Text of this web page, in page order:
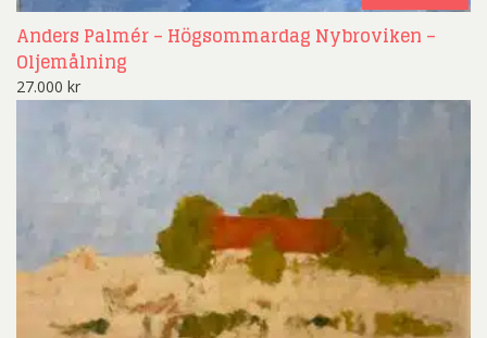
Anders Palmér – Högsommardag Nybroviken –
Oljemålning
27.000 kr